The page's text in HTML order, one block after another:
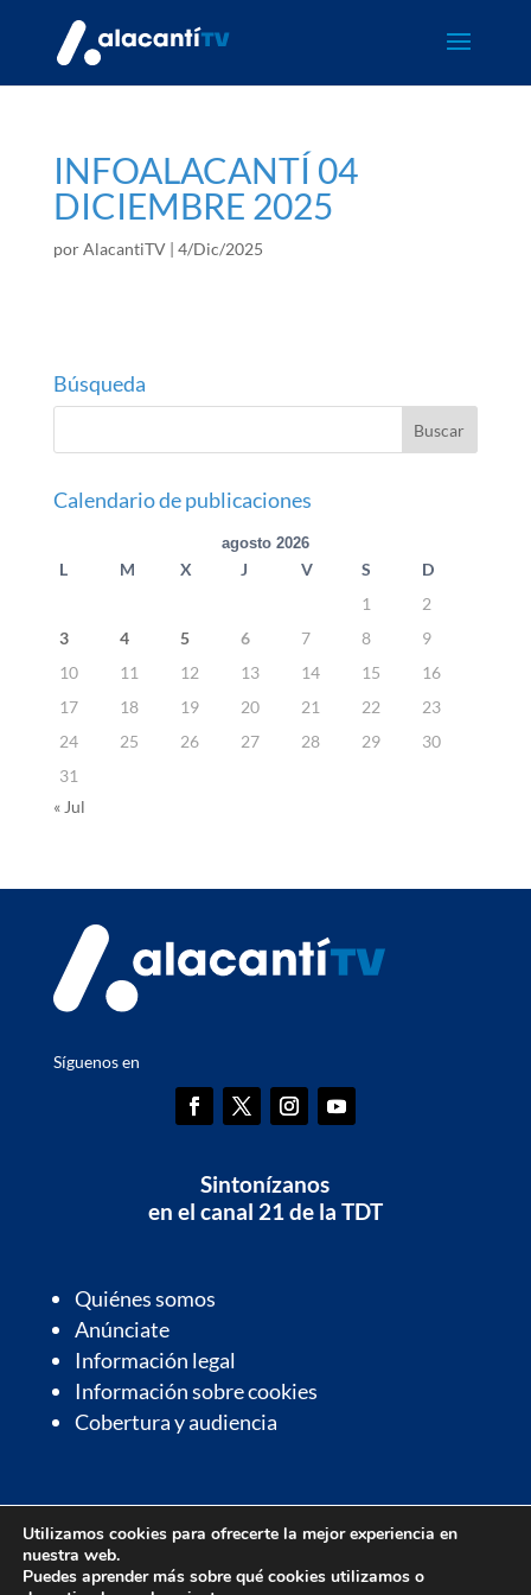
INFOALACANTÍ 04
DICIEMBRE 2025
porAlacantiTV| 4/Dic/2025
Búsqueda
Calendario de publicaciones
agosto 2026
L M X J V S
D
1
2
3
4 5 6 7 8
9
10
11 12 13 14 15
16
17
18 19 20 21 22
23
24
25 26 27 28 29
30
31
« Jul
Síguenos en
Sintonízanos
en el canal 21 de la TDT
Quiénes somos
Anúnciate
Información legal
Información sobre cookies
Cobertura y audiencia
Información de interés
Contactos de interés
Farmacias de guardia
Utilizamos cookies para ofrecerte la mejor experiencia en
nuestra web.
Puedes aprender más sobre qué cookies utilizamos o